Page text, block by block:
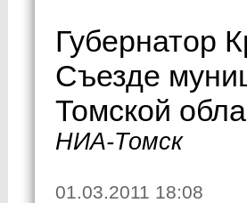
Губернатор
Съезде
Томской
НИА-Томск
01.03.2011 18:08